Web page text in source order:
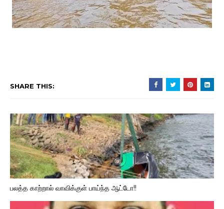
SHARE THIS:
பலத்த காற்றால் வாவிக்குள் பாய்ந்த ஆட்டோ!!